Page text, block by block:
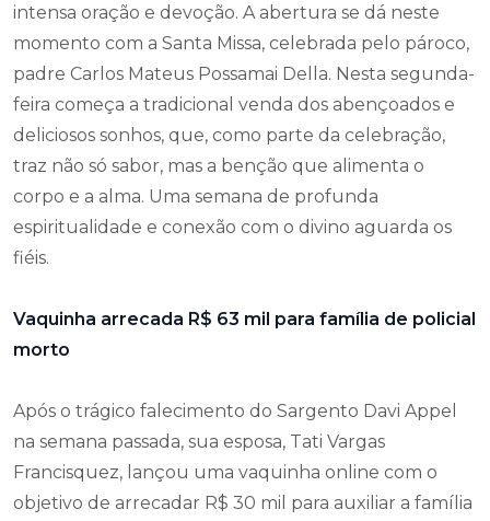
intensa oração e devoção. A abertura se dá neste
momento com a Santa Missa, celebrada pelo pároco,
padre Carlos Mateus Possamai Della. Nesta segunda-
feira começa a tradicional venda dos abençoados e
deliciosos sonhos, que, como parte da celebração,
traz não só sabor, mas a benção que alimenta o
corpo e a alma. Uma semana de profunda
espiritualidade e conexão com o divino aguarda os
fiéis.
Vaquinha arrecada R$ 63 mil para família de policial
morto
Após o trágico falecimento do Sargento Davi Appel
na semana passada, sua esposa, Tati Vargas
Francisquez, lançou uma vaquinha online com o
objetivo de arrecadar R$ 30 mil para auxiliar a família